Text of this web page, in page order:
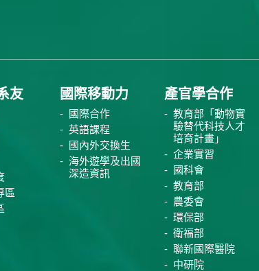
友
區
國際移動力
國際合作
英語課程
國內外交換生
海外遊學及出國
深造資訊
產官學合作
教育部「動物實
驗替代科技人才
培育計畫」
企業實習
國科會
教育部
農委會
環保部
衛福部
聯新國際醫院
中研院